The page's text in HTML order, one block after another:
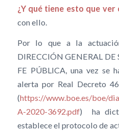
¿Y qué tiene esto que ver
con ello.
Por lo que a la
DIRECCIÓN GENERAL
FE PÚBLICA, una vez se
alerta por Real Decreto
(https://www.boe.es/boe/
A-2020-3692.pdf) ha
establece el protocolo de